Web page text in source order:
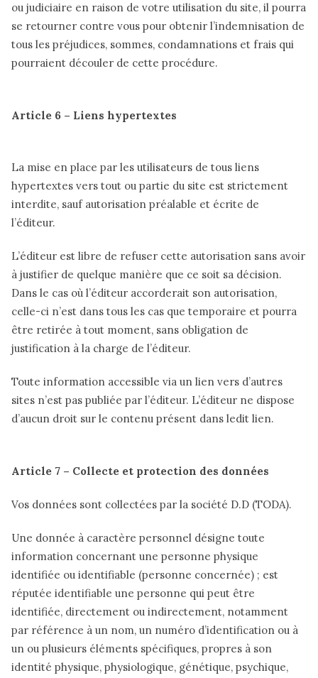
ou judiciaire en raison de votre utilisation du site, il pourra
se retourner contre vous pour obtenir l’indemnisation de
tous les préjudices, sommes, condamnations et frais qui
pourraient découler de cette procédure.
Article 6 – Liens hypertextes
La mise en place par les utilisateurs de tous liens
hypertextes vers tout ou partie du site est strictement
interdite, sauf autorisation préalable et écrite de
l’éditeur.
L’éditeur est libre de refuser cette autorisation sans avoir
à justifier de quelque manière que ce soit sa décision.
Dans le cas où l’éditeur accorderait son autorisation,
celle-ci n’est dans tous les cas que temporaire et pourra
être retirée à tout moment, sans obligation de
justification à la charge de l’éditeur.
Toute information accessible via un lien vers d’autres
sites n’est pas publiée par l’éditeur. L’éditeur ne dispose
d’aucun droit sur le contenu présent dans ledit lien.
Article 7 – Collecte et protection des données
Vos données sont collectées par la société D.D (TODA).
Une donnée à caractère personnel désigne toute
information concernant une personne physique
identifiée ou identifiable (personne concernée) ; est
réputée identifiable une personne qui peut être
identifiée, directement ou indirectement, notamment
par référence à un nom, un numéro d’identification ou à
un ou plusieurs éléments spécifiques, propres à son
identité physique, physiologique, génétique, psychique,